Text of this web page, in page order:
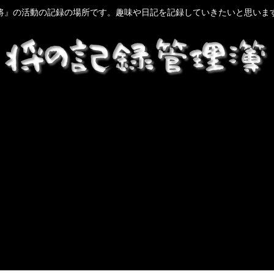
』の活動の記録の場所です。趣味や日記を記録していきたいと思いま